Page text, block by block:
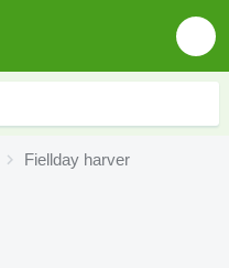
Fiellday harver